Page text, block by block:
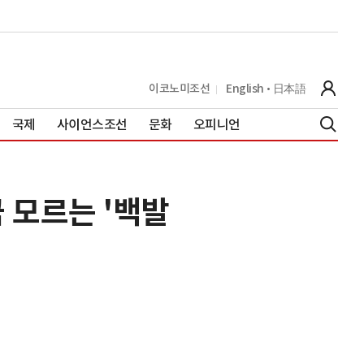
이코노미조선 English 日本語
국제 사이언스조선 문화 오피니언
르는 '백발